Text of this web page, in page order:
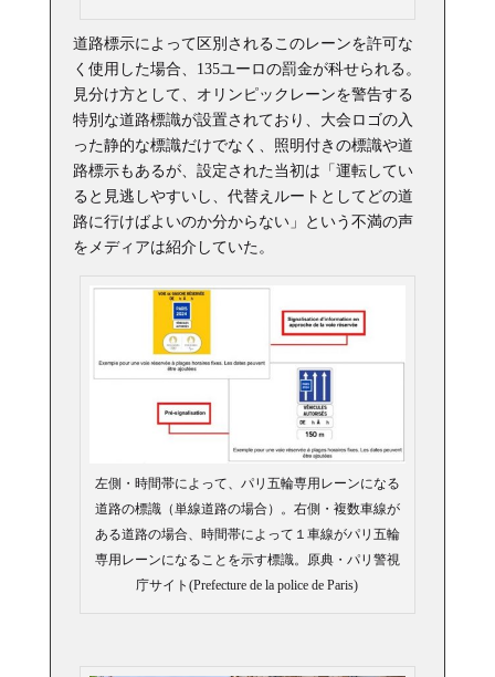
道路標示によって区別されるこのレーンを許可な
く使用した場合、135ユーロの罰金が科せられる。
見分け方として、オリンピックレーンを警告する
特別な道路標識が設置されており、大会ロゴの入
った静的な標識だけでなく、照明付きの標識や道
路標示もあるが、設定された当初は「運転してい
ると見逃しやすいし、代替えルートとしてどの道
路に行けばよいのか分からない」という不満の声
をメディアは紹介していた。
左側・時間帯によって、パリ五輪専用レーンになる
道路の標識（単線道路の場合）。右側・複数車線が
ある道路の場合、時間帯によって１車線がパリ五輪
専用レーンになることを示す標識。原典・パリ警視
庁サイト(Prefecture de la police de Paris)